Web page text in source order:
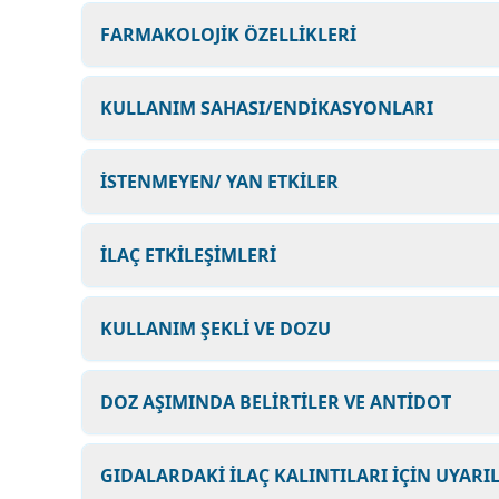
FARMAKOLOJİK ÖZELLİKLERİ
KULLANIM SAHASI/ENDİKASYONLARI
İSTENMEYEN/ YAN ETKİLER
İLAÇ ETKİLEŞİMLERİ
KULLANIM ŞEKLİ VE DOZU
DOZ AŞIMINDA BELİRTİLER VE ANTİDOT
GIDALARDAKİ İLAÇ KALINTILARI İÇİN